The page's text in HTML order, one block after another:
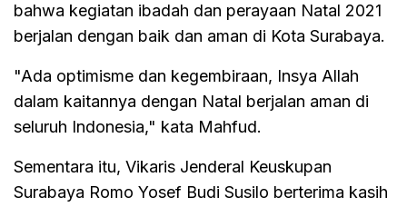
bahwa kegiatan ibadah dan perayaan Natal 2021
berjalan dengan baik dan aman di Kota Surabaya.
"Ada optimisme dan kegembiraan, Insya Allah
dalam kaitannya dengan Natal berjalan aman di
seluruh Indonesia," kata Mahfud.
Sementara itu, Vikaris Jenderal Keuskupan
Surabaya Romo Yosef Budi Susilo berterima kasih